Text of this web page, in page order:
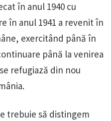
în anul 1940 cu
în anul 1941 a revenit în
exercitând până în
până la venirea
refugiază din nou
trebuie să distingem